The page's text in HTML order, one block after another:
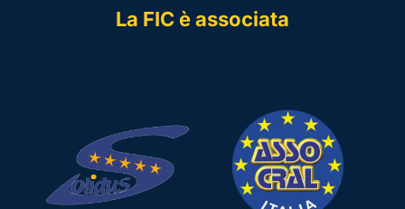
La FIC è associata